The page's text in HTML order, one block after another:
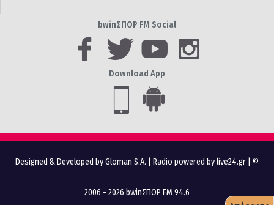
bwinΣΠΟΡ FM Social
Download App
Designed & Developed by Gloman S.A. Radio powered by live24.gr | ©
2006 - 2026 bwinΣΠΟΡ FM 94.6